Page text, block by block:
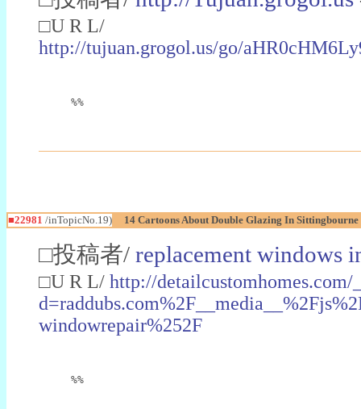
□U R L/
http://tujuan.grogol.us/go/
%%
■22981 /inTopicNo.19) 14 Cartoons About Double Glazing In
□投稿者/ replacement windows
□U R L/ http://detailcustomhomes.com/
windowrepair%252F
%%